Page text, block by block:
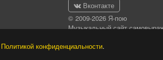
Политикой конфиденциальности.
Вконтакте
© 2009-2026 Я-пою
Музыкальный сайт